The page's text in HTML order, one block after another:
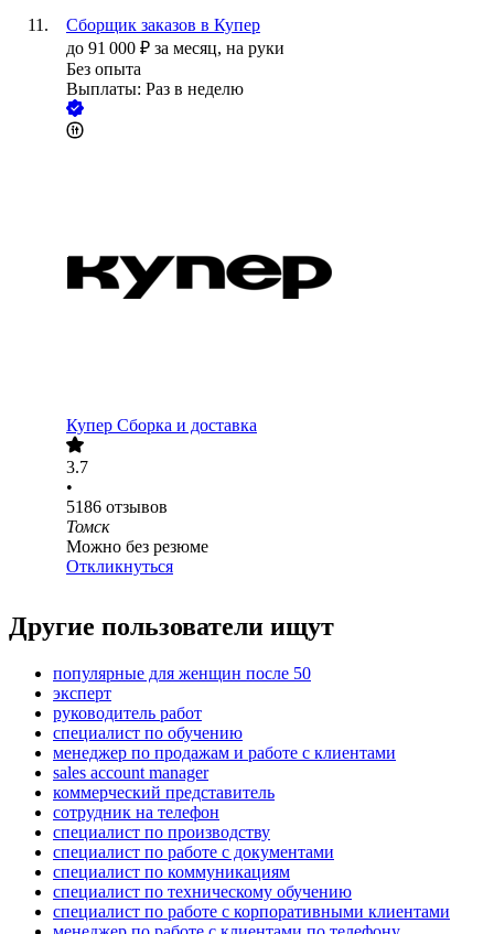
Сборщик заказов в Купер
до 91 000 ₽ за месяц, на руки
Без опыта
Выплаты: Раз в неделю
Купер Сборка и доставка
3.7
•
5186 отзывов
Томск
Можно без резюме
Откликнуться
Другие пользователи ищут
популярные для женщин после 50
эксперт
руководитель работ
специалист по обучению
менеджер по продажам и работе с клиентами
sales account manager
коммерческий представитель
сотрудник на телефон
специалист по производству
специалист по работе с документами
специалист по коммуникациям
специалист по техническому обучению
специалист по работе с корпоративными клиентами